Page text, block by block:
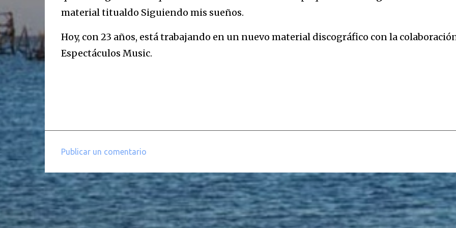
material titualdo Siguiendo mis sueños.
Hoy, con 23 años, está trabajando en un nuevo material discográfico con la
Espectáculos Music.
o
m
e
n
Publicar un comentario